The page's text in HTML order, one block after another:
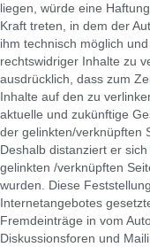
liegen, würde eine
Kraft treten, in dem der
ihm technisch möglich
rechtswidriger Inhalte zu
ausdrücklich, dass zum
Inhalte auf den zu
aktuelle und zukünftige
der gelinkten/verknüpften
Deshalb distanziert er
gelinkten /verknüpften
wurden. Diese
Internetangebotes
Fremdeinträge in vom
Diskussionsforen und